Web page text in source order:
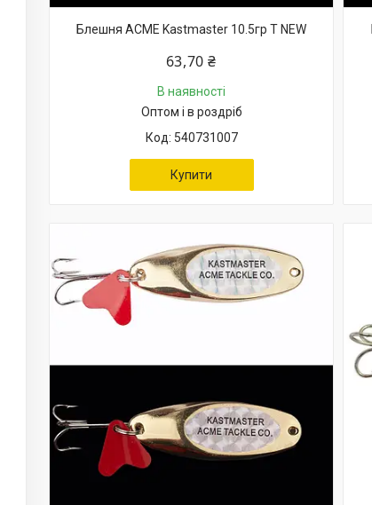
Блешня ACME Kastmaster 10.5гр T NEW
63,70 ₴
В наявності
Оптом і в роздріб
540731007
Купити